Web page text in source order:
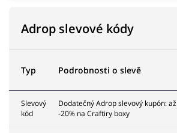
Adrop slevové kódy
Typ Podrobnosti o slevě
Slevový
kód
Dodatečný Adrop slevový kupón: až
-20% na Craftiry boxy